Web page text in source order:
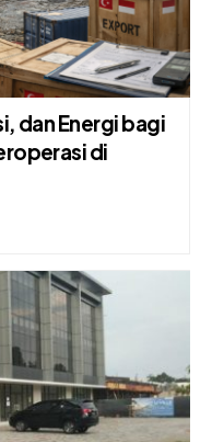
dan Energi bagi
di